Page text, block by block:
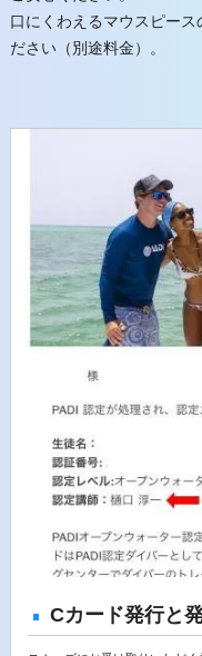
口にくわえるマウスピー
ださい（別途料金）。
Cカード発行と